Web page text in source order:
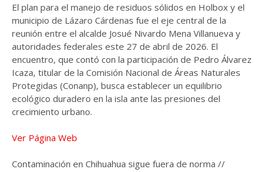
El plan para el manejo de residuos sólidos en Holbox y el
municipio de Lázaro Cárdenas fue el eje central de la
reunión entre el alcalde Josué Nivardo Mena Villanueva y
autoridades federales este 27 de abril de 2026. El
encuentro, que contó con la participación de Pedro Álvarez
Icaza, titular de la Comisión Nacional de Áreas Naturales
Protegidas (Conanp), busca establecer un equilibrio
ecológico duradero en la isla ante las presiones del
crecimiento urbano.
Ver Página Web
Contaminación en Chihuahua sigue fuera de norma //